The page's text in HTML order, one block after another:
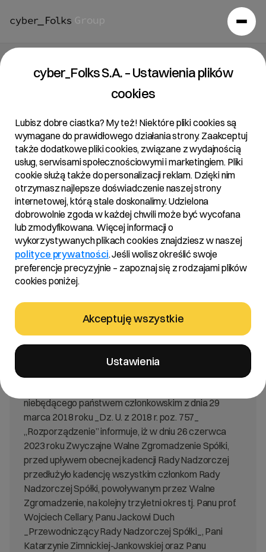
Raport bieżący 12/2023
Temat:
Przedłużenie kadencji Członków Rady Nadzorczej na
kolejną kadencję
Podstawa prawna:
Art. 56 ust. 1 pkt 2 Ustawy o ofercie – informacje
bieżące i okresowe
Zarząd R22 S.A. „Spółka” działając na podstawie § 5
informacji bieżących i okresowych przekazywanych
przez emitentów papierów wartościowych oraz
niebędącego państwem członkowskim z dnia 29
marca 2018 roku _Dz. U. z 2018 r. poz. 757_
„Rozporządzenie” informuje, iż w dniu 26 czerwca
2023 roku Zwyczajne Walne Zgromadzenie Spółki,
przed upływem obecnej kadencji Rady Nadzorczej
przedłużyło kadencję wszystkim członkom Rady
Nadzorczej Spółki, powoływanym przez Walne
Zgromadzenie, na kolejny trzyletni okres tj. Panu prof.
Wojciech Cellary, Panu Jackowi Duch
_Przewodniczący Rady Nadzorczej Spółki_, Pani
Katarzynie Zimnickiej-Jankowskiej oraz Panu
cyber_Folks S.A. – Ustawienia plików
cookies
Lubisz dobre ciastka? My też! Niektóre pliki cookies są
wymagane do prawidłowego działania strony. Zaakceptuj
także dodatkowe pliki cookies, związane z wydajnością
usług, serwisami społecznościowymi i marketingiem. Pliki
cookie służą także do personalizacji reklam. Dzięki nim
otrzymasz najlepsze doświadczenie naszej strony
internetowej, którą stale doskonalimy. Udzielona
dobrowolnie zgoda w każdej chwili może być wycofana
lub zmodyfikowana. Więcej informacji o
wykorzystywanych plikach cookies znajdziesz w naszej
polityce prywatności. Jeśli wolisz określić swoje
preferencje precyzyjnie – zapoznaj się z rodzajami plików
cookies poniżej.
Akceptuję wszystkie
Ustawienia